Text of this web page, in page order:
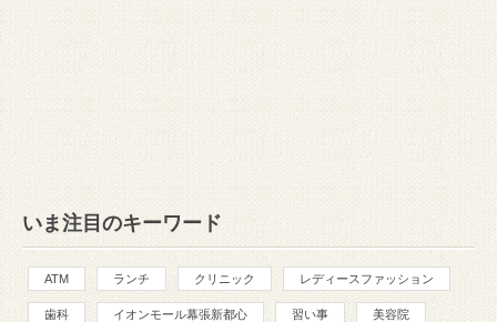
いま注目のキーワード
ATM ランチ クリニック レディースファッション
歯科 イオンモール幕張新都心 習い事 美容院